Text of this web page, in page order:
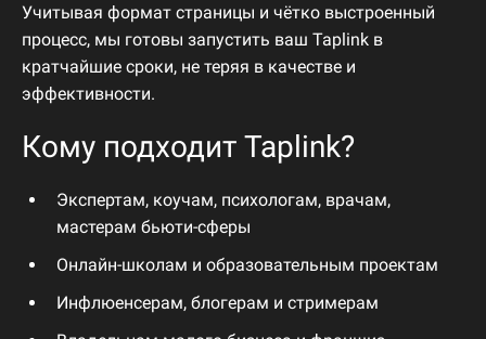
Учитывая формат страницы и чётко выстроенный
процесс, мы готовы запустить ваш Taplink в
кратчайшие сроки, не теряя в качестве и
эффективности.
Кому подходит Taplink?
Экспертам, коучам, психологам, врачам,
мастерам бьюти-сферы
Онлайн-школам и образовательным проектам
Инфлюенсерам, блогерам и стримерам